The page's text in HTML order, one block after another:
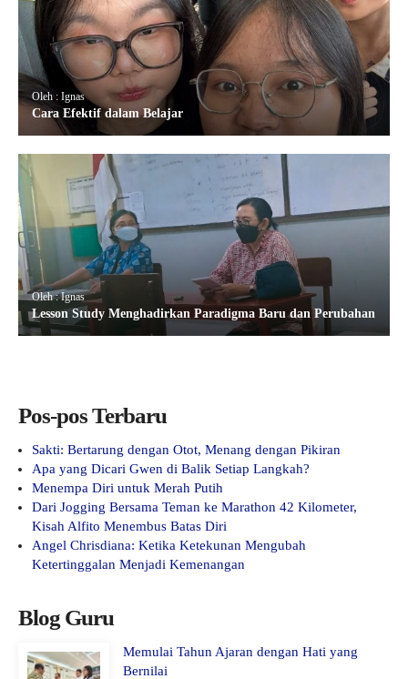
Oleh : Ignas
Cara Efektif dalam Belajar
Oleh : Ignas
Lesson Study Menghadirkan Paradigma Baru dan Perubahan
Pos-pos Terbaru
Sakti: Bertarung dengan Otot, Menang dengan Pikiran
Apa yang Dicari Gwen di Balik Setiap Langkah?
Menempa Diri untuk Merah Putih
Dari Jogging Bersama Teman ke Marathon 42 Kilometer,
Kisah Alfito Menembus Batas Diri
Angel Chrisdiana: Ketika Ketekunan Mengubah
Ketertinggalan Menjadi Kemenangan
Blog Guru
Memulai Tahun Ajaran dengan Hati yang
Bernilai